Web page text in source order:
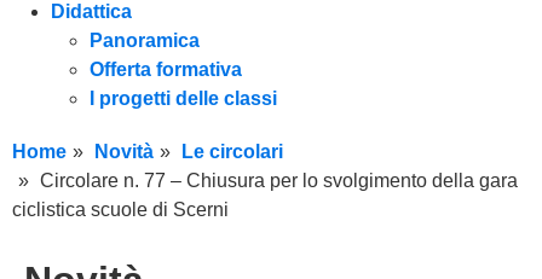
Didattica
Panoramica
Offerta formativa
I progetti delle classi
Home Novità
Le circolari
Circolare n. 77 – Chiusura per lo svolgimento della gara
ciclistica scuole di Scerni